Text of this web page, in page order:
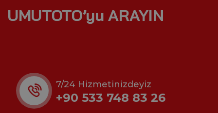
UMUTOTO’yu ARAYIN
7/24 Hizmetinizdeyiz
+90 533 748 83 26